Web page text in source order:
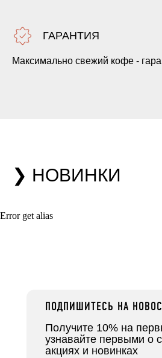
ГАРАНТИЯ
Максимально свежий кофе -
❯ НОВИНКИ
Error get alias
ПОДПИШИТЕСЬ НА
Получите 10% на
узнавайте первыми о
акциях и новинках